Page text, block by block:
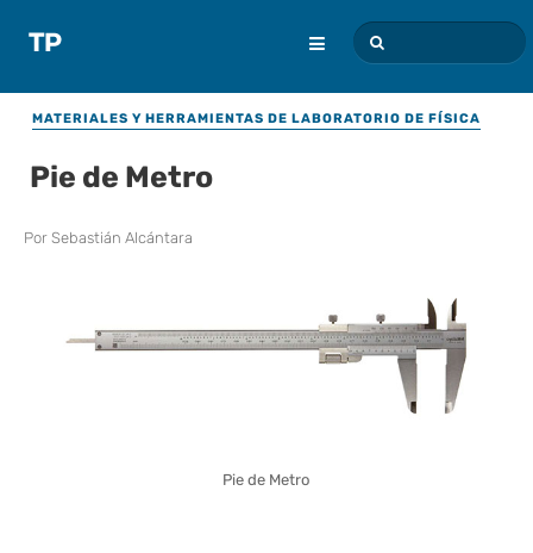
MATERIALES Y HERRAMIENTAS DE LABORATORIO DE FÍSICA
Pie de Metro
Por Sebastián Alcántara
Pie de Metro